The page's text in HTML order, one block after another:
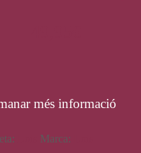
més informació
Marca: